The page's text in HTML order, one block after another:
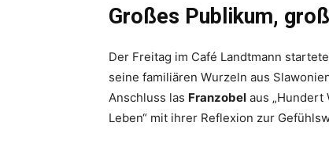
Großes Publikum,
Der Freitag im Café Landtmann
seine familiären Wurzeln aus
Anschluss las Franzobel aus „Hundert
Leben“ mit ihrer Reflexion zur